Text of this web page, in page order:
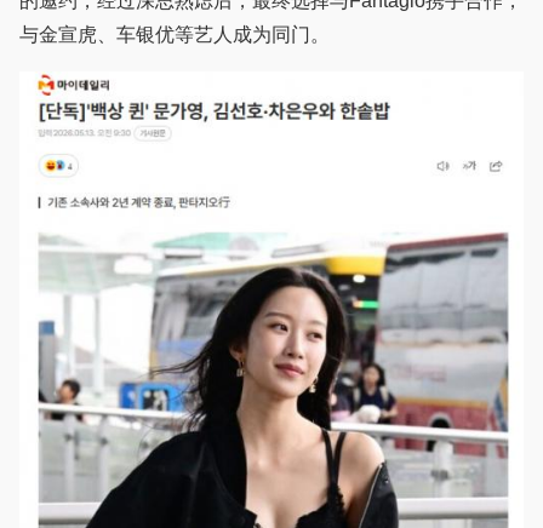
与金宣虎、车银优等艺人成为同门。